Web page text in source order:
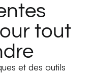
tout
et des outils